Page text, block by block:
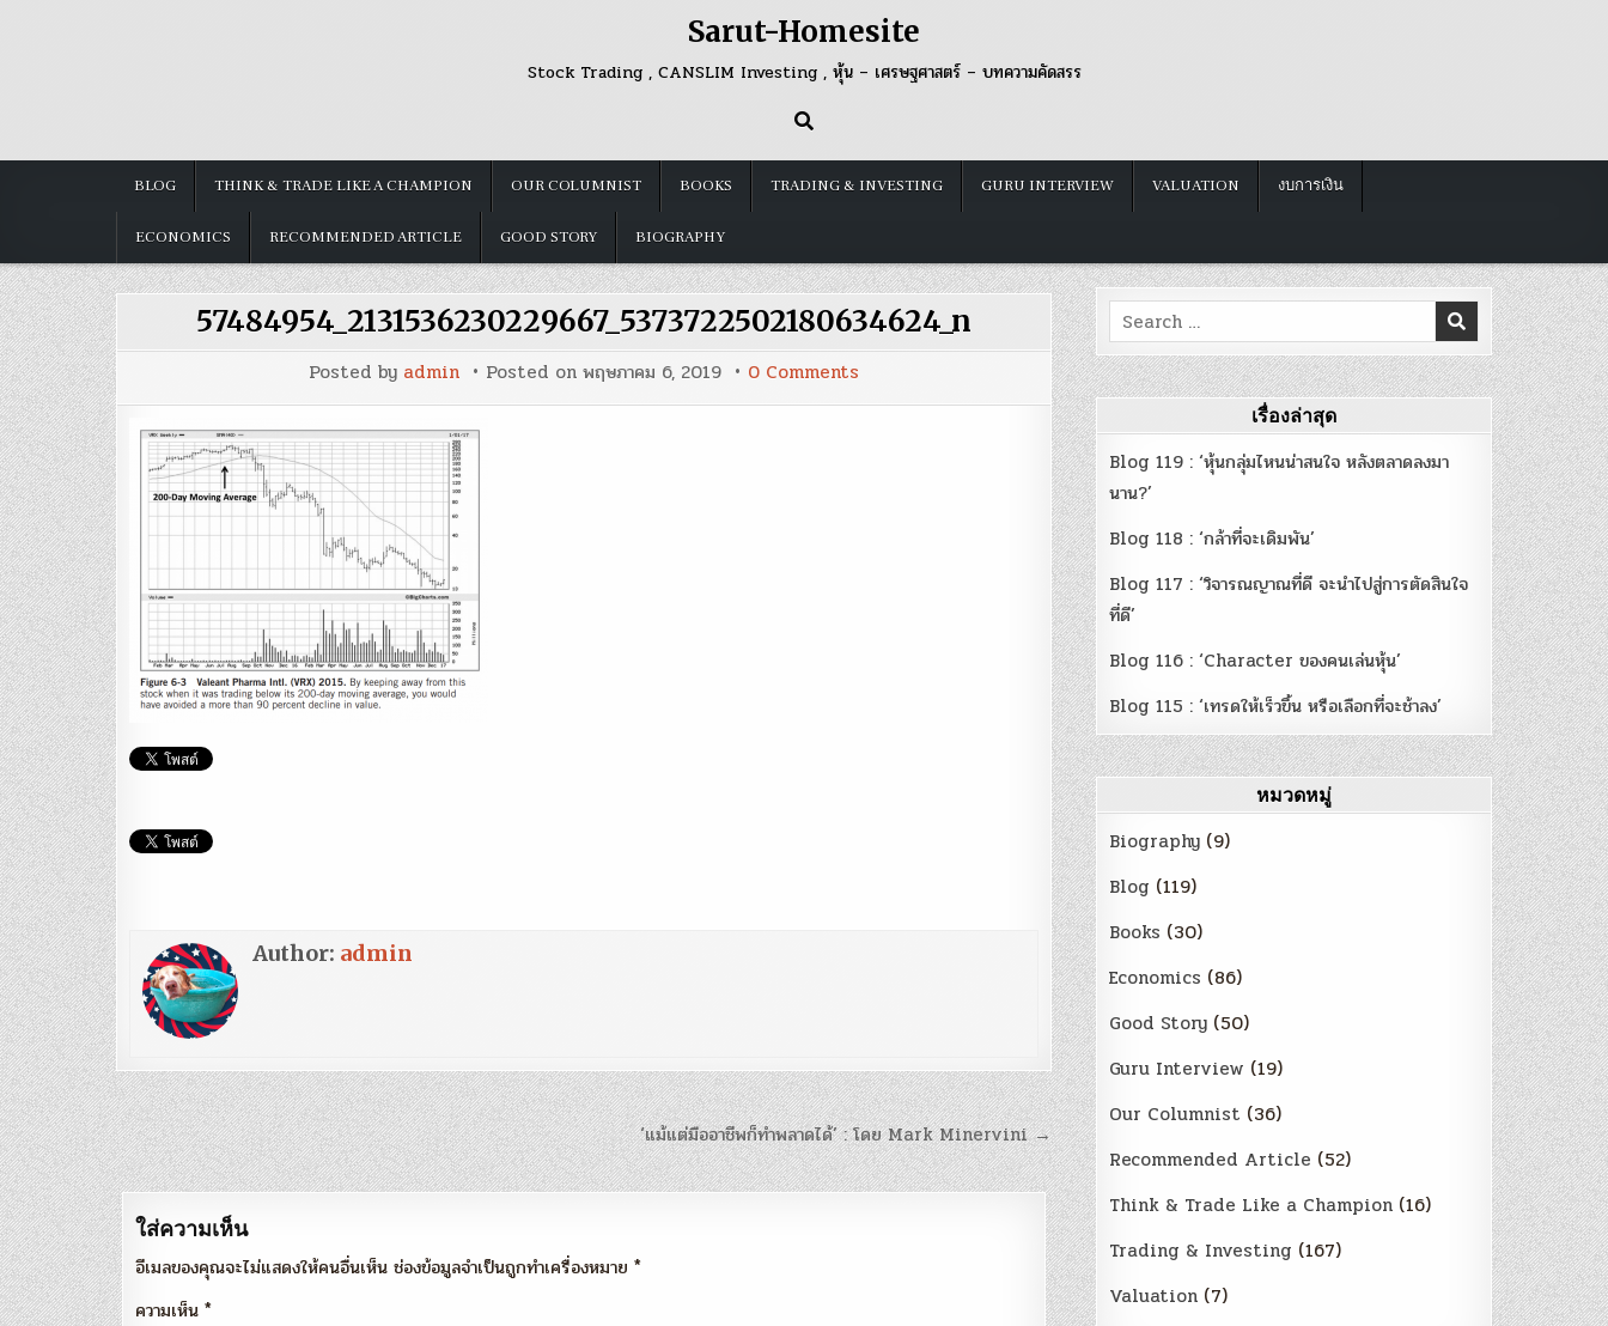
Sarut-Homesite
Stock Trading , CANSLIM Investing , หุ้น – เศรษฐศาสตร์ – บทความคัดสรร
BLOG THINK & TRADE LIKE A CHAMPION OUR COLUMNIST BOOKS TRADING & INVESTING GURU INTERVIEW VALUATION งบการเงิน
ECONOMICS RECOMMENDED ARTICLE GOOD STORY BIOGRAPHY
57484954_2131536230229667_5373722502180634624_n
Posted by admin Posted on พฤษภาคม 6, 2019 0 Comments
57484954_2131536230229667_5373722502180634624_n
Author: admin
แนะแนว
เรื่อง
‘แม้แต่มืออาชีพก็ทำพลาดได้’ : โดย Mark Minervini →
ใส่ความเห็น
อีเมลของคุณจะไม่แสดงให้คนอื่นเห็น ช่องข้อมูลจำเป็นถูกทำเครื่องหมาย *
ความเห็น *
Search
for:
เรื่องล่าสุด
Blog 119 : ‘หุ้นกลุ่มไหนน่าสนใจ หลังตลาดลงมา
นาน?’
Blog 118 : ‘กล้าที่จะเดิมพัน’
Blog 117 : ‘วิจารณญาณที่ดี จะนำไปสู่การตัดสินใจ
ที่ดี’
Blog 116 : ‘Character ของคนเล่นหุ้น’
Blog 115 : ‘เทรดให้เร็วขึ้น หรือเลือกที่จะช้าลง’
หมวดหมู่
Biography (9)
Blog (119)
Books (30)
Economics (86)
Good Story (50)
Guru Interview (19)
Our Columnist (36)
Recommended Article (52)
Think & Trade Like a Champion (16)
Trading & Investing (167)
Valuation (7)